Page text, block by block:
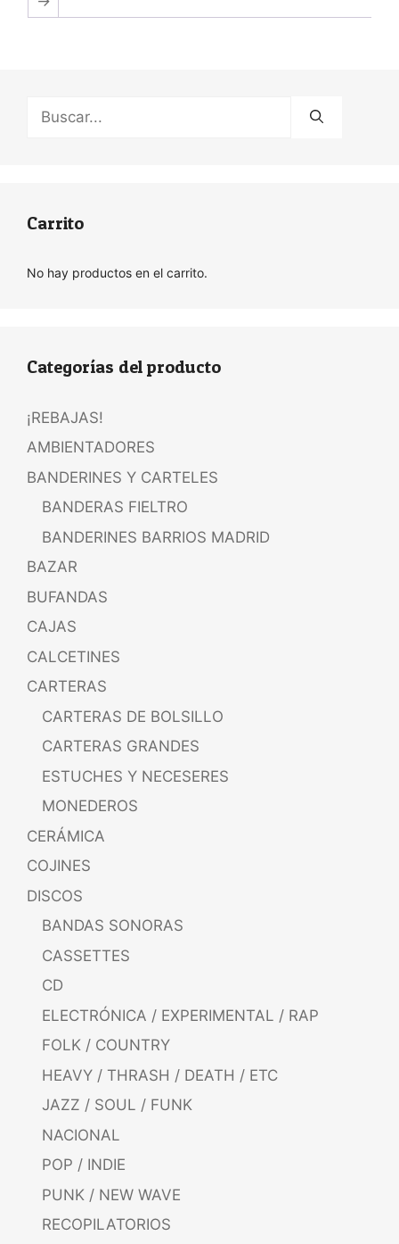
Carrito
No hay productos en el carrito.
Categorías del producto
¡REBAJAS!
AMBIENTADORES
BANDERINES Y CARTELES
BANDERAS FIELTRO
BANDERINES BARRIOS MADRID
BAZAR
BUFANDAS
CAJAS
CALCETINES
CARTERAS
CARTERAS DE BOLSILLO
CARTERAS GRANDES
ESTUCHES Y NECESERES
MONEDEROS
CERÁMICA
COJINES
DISCOS
BANDAS SONORAS
CASSETTES
CD
ELECTRÓNICA / EXPERIMENTAL / RAP
FOLK / COUNTRY
HEAVY / THRASH / DEATH / ETC
JAZZ / SOUL / FUNK
NACIONAL
POP / INDIE
PUNK / NEW WAVE
RECOPILATORIOS